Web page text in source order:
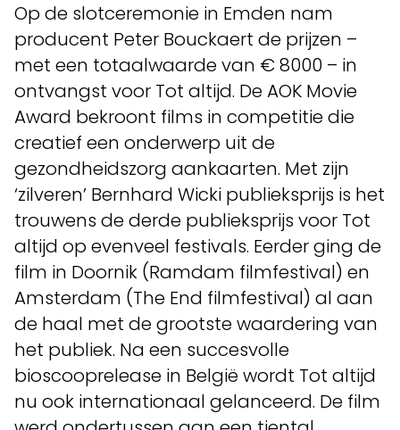
Op de slotceremonie in Emden nam
producent Peter Bouckaert de prijzen –
met een totaalwaarde van € 8000 – in
ontvangst voor Tot altijd. De AOK Movie
Award bekroont films in competitie die
creatief een onderwerp uit de
gezondheidszorg aankaarten. Met zijn
‘zilveren’ Bernhard Wicki publieksprijs is het
trouwens de derde publieksprijs voor Tot
altijd op evenveel festivals. Eerder ging de
film in Doornik (Ramdam filmfestival) en
Amsterdam (The End filmfestival) al aan
de haal met de grootste waardering van
het publiek. Na een succesvolle
bioscooprelease in België wordt Tot altijd
nu ook internationaal gelanceerd. De film